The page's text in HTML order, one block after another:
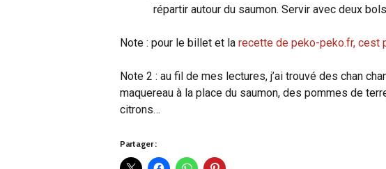
répartir autour du saumon. Servir avec deux
Note : pour le billet et la recette de peko-peko.fr, cest
Note 2 : au fil de mes lectures, j’ai trouvé des chan
maquereau à la place du saumon, des pommes de
citrons…
Partager :